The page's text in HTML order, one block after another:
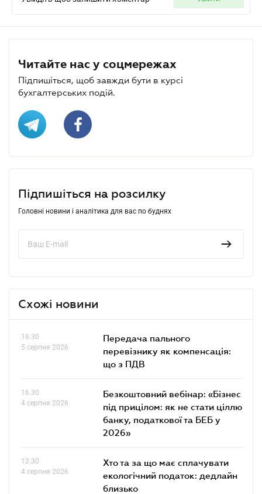
Читайте нас у соцмережах
Підпишіться, щоб завжди бути в курсі
бухгалтерських подій.
Підпишіться на розсилку
Головні новини і аналітика для вас по буднях
Схожі новини
16.30
5 серпня 2026
Передача пального
перевізнику як компенсація:
що з ПДВ
16.30
4 серпня 2026
Безкоштовний вебінар: «Бізнес
під прицілом: як не стати ціллю
банку, податкової та БЕБ у
2026»
12.30
4 серпня 2026
Хто та за що має сплачувати
екологічний податок: дедлайн
близько